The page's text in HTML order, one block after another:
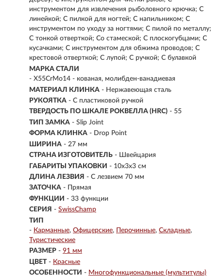
инструментом для извлечения рыболовного крючка; С
линейкой; С пилкой для ногтей; С напильником; С
инструментом по уходу за ногтями; С пилой по металлу;
С тонкой отверткой; Со стамеской; С плоскогубцами; С
кусачками; С инструментом для обжима проводов; С
крестовой отверткой; С лупой; С ручкой; С булавкой
МАРКА СТАЛИ
- X55CrMo14 - кованая, молибден-ванадиевая
МАТЕРИАЛ КЛИНКА - Нержавеющая сталь
РУКОЯТКА - С пластиковой ручкой
ТВЕРДОСТЬ ПО ШКАЛЕ РОКВЕЛЛА (HRC) - 55
ТИП ЗАМКА - Slip Joint
ФОРМА КЛИНКА - Drop Point
ШИРИНА - 27 мм
СТРАНА ИЗГОТОВИТЕЛЬ - Швейцария
ГАБАРИТЫ УПАКОВКИ - 10x3x3 см
ДЛИНА ЛЕЗВИЯ - С лезвием 70 мм
ЗАТОЧКА - Прямая
ФУНКЦИИ - 33 функции
СЕРИЯ - SwissChamp
ТИП
- Карманные Офицерские Перочинные Складные
Туристические
РАЗМЕР - 91 мм
ЦВЕТ - Красные
ОСОБЕННОСТИ - Многофункциональные (мультитулы)